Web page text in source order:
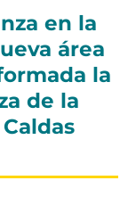
en la
área
la
de la